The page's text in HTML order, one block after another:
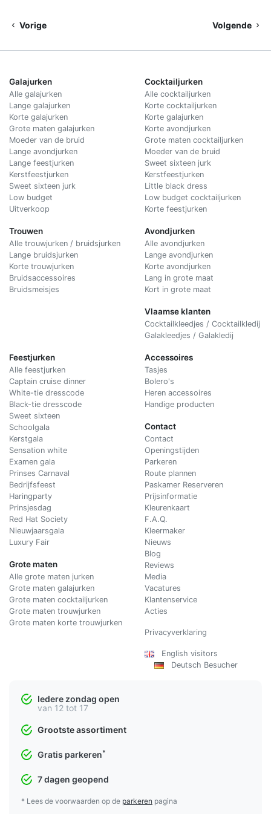
Vorige Volgende
Galajurken
Alle galajurken
Lange galajurken
Korte galajurken
Grote maten galajurken
Moeder van de bruid
Lange avondjurken
Lange feestjurken
Kerstfeestjurken
Sweet sixteen jurk
Low budget
Uitverkoop
Trouwen
Alle trouwjurken / bruidsjurken
Lange bruidsjurken
Korte trouwjurken
Bruidsaccessoires
Bruidsmeisjes
Cocktailjurken
Alle cocktailjurken
Korte cocktailjurken
Korte galajurken
Korte avondjurken
Grote maten cocktailjurken
Moeder van de bruid
Sweet sixteen jurk
Kerstfeestjurken
Little black dress
Low budget cocktailjurken
Korte feestjurken
Avondjurken
Alle avondjurken
Lange avondjurken
Korte avondjurken
Lang in grote maat
Kort in grote maat
Vlaamse klanten
Cocktailkleedjes / Cocktailkledij
Galakleedjes / Galakledij
Feestjurken
Alle feestjurken
Captain cruise dinner
White-tie dresscode
Black-tie dresscode
Sweet sixteen
Schoolgala
Kerstgala
Sensation white
Examen gala
Prinses Carnaval
Bedrijfsfeest
Haringparty
Prinsjesdag
Red Hat Society
Nieuwjaarsgala
Luxury Fair
Grote maten
Alle grote maten jurken
Grote maten galajurken
Grote maten cocktailjurken
Grote maten trouwjurken
Grote maten korte trouwjurken
Accessoires
Tasjes
Bolero's
Heren accessoires
Handige producten
Contact
Contact
Openingstijden
Parkeren
Route plannen
Paskamer Reserveren
Prijsinformatie
Kleurenkaart
F.A.Q.
Kleermaker
Nieuws
Blog
Reviews
Media
Vacatures
Klantenservice
Acties
Privacyverklaring
English visitors
Deutsch Besucher
Iedere zondag open
van 12 tot 17
Grootste assortiment
Gratis parkeren*
7 dagen geopend
* Lees de voorwaarden op de parkeren pagina